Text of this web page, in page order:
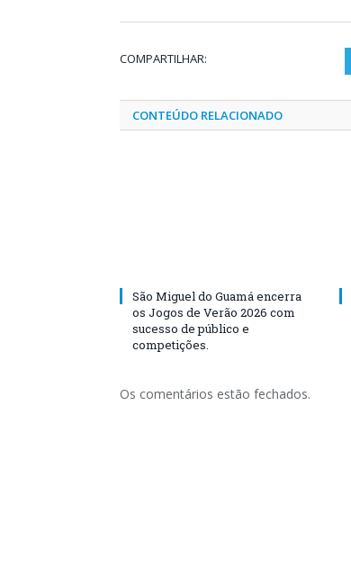
COMPARTILHAR:
CONTEÚDO RELACIONADO
São Miguel do Guamá encerra
os Jogos de Verão 2026 com
sucesso de público e
competições.
Os comentários estão fechados.